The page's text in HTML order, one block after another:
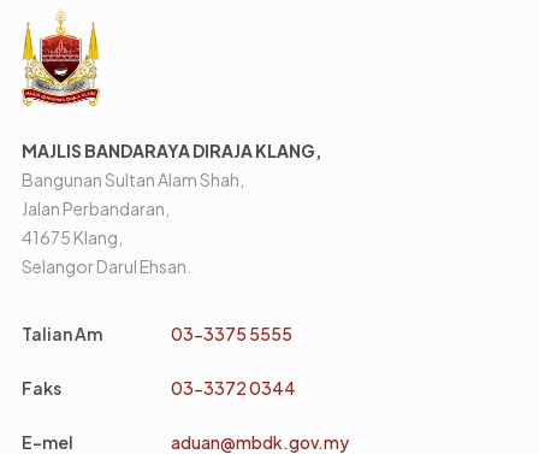
MAJLIS BANDARAYA DIRAJA KLANG,
Bangunan Sultan Alam Shah,
Jalan Perbandaran,
41675 Klang,
Selangor Darul Ehsan.
Talian Am 03-3375 5555
Faks 03-3372 0344
E-mel aduan@mbdk.gov.my